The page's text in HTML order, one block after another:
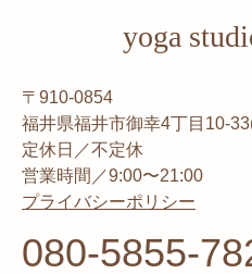
yoga
〒910-0854
福井県福井市御幸4丁目10-
定休日／不定休
営業時間／9:00〜21:00
プライバシーポリシー
080-5855-